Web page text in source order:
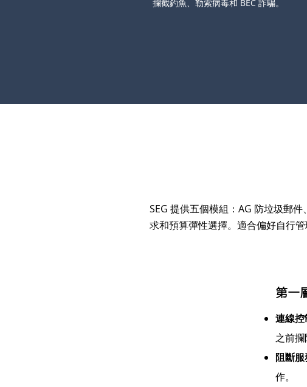
攔截釣魚、勒索病毒和 BEC 詐騙。
SEG 提供五個模組：AG 防垃圾郵
求和預算彈性選擇。適合偏好自行
第一
連線
之前
阻斷
作。